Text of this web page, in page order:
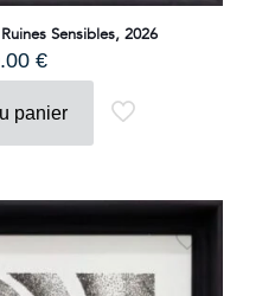
Sensibles, 2026
€
panier